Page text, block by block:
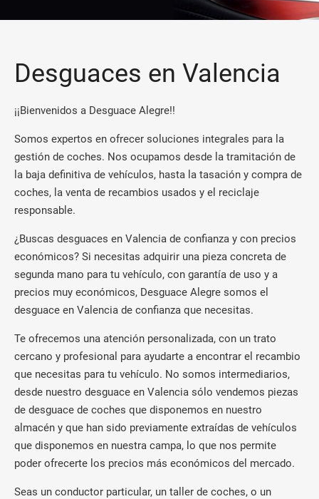
Desguaces en Valencia
¡¡Bienvenidos a Desguace Alegre!!
Somos expertos en ofrecer soluciones integrales para la
gestión de coches. Nos ocupamos desde la tramitación de
la baja definitiva de vehículos, hasta la tasación y compra de
coches, la venta de recambios usados y el reciclaje
responsable.
¿Buscas desguaces en Valencia de confianza y con precios
económicos? Si necesitas adquirir una pieza concreta de
segunda mano para tu vehículo, con garantía de uso y a
precios muy económicos, Desguace Alegre somos el
desguace en Valencia de confianza que necesitas.
Te ofrecemos una atención personalizada, con un trato
cercano y profesional para ayudarte a encontrar el recambio
que necesitas para tu vehículo. No somos intermediarios,
desde nuestro desguace en Valencia sólo vendemos piezas
de desguace de coches que disponemos en nuestro
almacén y que han sido previamente extraídas de vehículos
que disponemos en nuestra campa, lo que nos permite
poder ofrecerte los precios más económicos del mercado.
Seas un conductor particular, un taller de coches, o un